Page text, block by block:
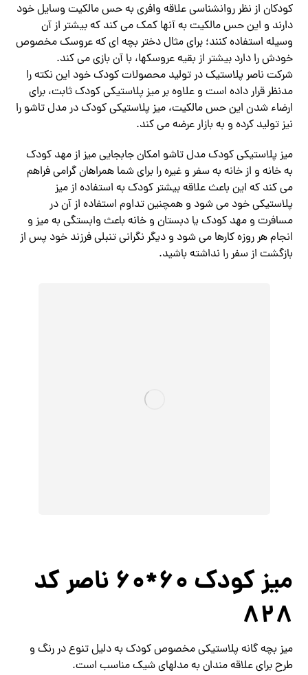
کودکان از نظر روانشناسی علاقه وافری به حس مالکیت وسایل خود
دارند و این حس مالکیت به آنها کمک می کند که بیشتر از آن
وسیله استفاده کنند؛ برای مثال دختر بچه ای که عروسک مخصوص
خودش را دارد بیشتر از بقیه عروسکها، با آن بازی می کند.
شرکت ناصر پلاستیک در تولید محصولات کودک خود این نکته را
مدنظر قرار داده است و علاوه بر میز پلاستیکی کودک ثابت، برای
ارضاء شدن این حس مالکیت، میز پلاستیکی کودک در مدل تاشو را
نیز تولید کرده و به بازار عرضه می کند.
میز پلاستیکی کودک مدل تاشو امکان جابجایی میز از مهد کودک
به خانه و از خانه به سفر و غیره را برای شما همراهان گرامی فراهم
می کند که این باعث علاقه بیشتر کودک به استفاده از میز
پلاستیکی خود می شود و همچنین تداوم استفاده از آن در
مسافرت و مهد کودک یا دبستان و خانه باعث وابستگی به میز و
انجام هر روزه کارها می شود و دیگر نگرانی تنبلی فرزند خود پس از
بازگشت از سفر را نداشته باشید.
میز کودک 60*60 ناصر کد
828
میز بچه گانه پلاستیکی مخصوص کودک به دلیل تنوع در رنگ و
طرح برای علاقه مندان به مدلهای شیک مناسب است.